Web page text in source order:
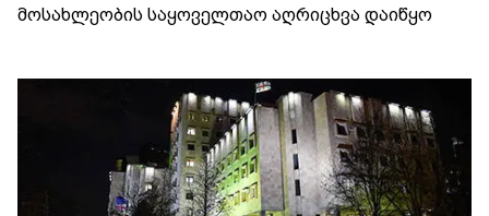
მოსახლეობის საყოველთაო აღრიცხვა დაიწყო